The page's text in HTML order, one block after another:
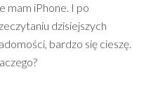
mam iPhone. I po
dzisiejszych
bardzo się cieszę.